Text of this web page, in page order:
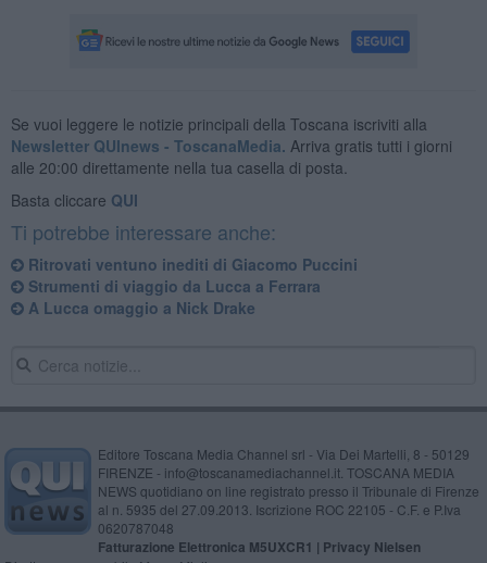
Se vuoi leggere le notizie principali della Toscana iscriviti alla
Newsletter QUInews - ToscanaMedia. Arriva gratis tutti i giorni
alle 20:00 direttamente nella tua casella di posta.
Basta cliccare QUI
Ti potrebbe interessare anche:
Ritrovati ventuno inediti di Giacomo Puccini
Strumenti di viaggio da Lucca a Ferrara
A Lucca omaggio a Nick Drake
Editore Toscana Media Channel srl - Via Dei Martelli, 8 - 50129
FIRENZE - info@toscanamediachannel.it. TOSCANA MEDIA
NEWS quotidiano on line registrato presso il Tribunale di Firenze
al n. 5935 del 27.09.2013. Iscrizione ROC 22105 - C.F. e P.Iva
0620787048
Fatturazione Elettronica M5UXCR1 | Privacy Nielsen